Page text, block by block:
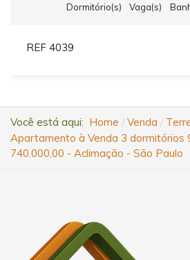
Dormitório(s)
Vaga(s)
REF 4039
Você está aqui: Home Venda
Apartamento à Venda 3 dormitórios
740.000,00 - Aclimação - São Paulo